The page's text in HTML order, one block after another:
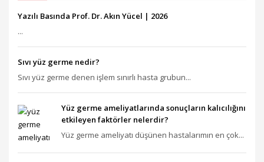
Yazılı Basında Prof. Dr. Akın Yücel | 2026
...
Sıvı yüz germe nedir?
Sıvı yüz germe denen işlem sınırlı hasta grubun...
Yüz germe ameliyatlarında sonuçların kalıcılığını
etkileyen faktörler nelerdir?
Yüz germe ameliyatı düşünen hastalarımın en çok...